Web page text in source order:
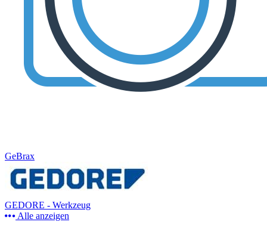
GeBrax
GEDORE - Werkzeug
Alle anzeigen